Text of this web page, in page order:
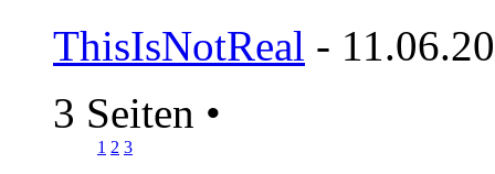
ThisIsNotReal -
3 Seiten •
1 2 3